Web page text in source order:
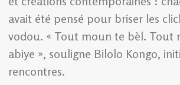
avait été pensé pour briser les
vodou. « Tout moun te bèl. Tout
abiye », souligne Bilolo Kongo,
rencontres.